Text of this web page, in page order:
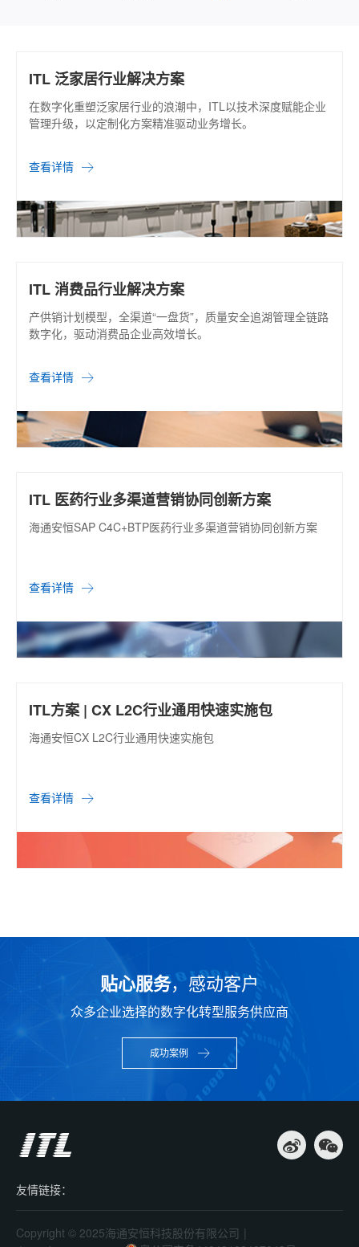
ITL 泛家居行业解决方案
在数字化重塑泛家居行业的浪潮中，ITL以技术深度赋能企业
管理升级，以定制化方案精准驱动业务增长。
查看详情
ITL 消费品行业解决方案
产供销计划模型，全渠道“一盘货”，质量安全追湖管理全链路
数字化，驱动消费品企业高效增长。
查看详情
ITL 医药行业多渠道营销协同创新方案
海通安恒SAP C4C+BTP医药行业多渠道营销协同创新方案
查看详情
ITL方案 | CX L2C行业通用快速实施包
海通安恒CX L2C行业通用快速实施包
查看详情
贴心服务，感动客户
众多企业选择的数字化转型服务供应商
成功案例
友情链接：
Copyright © 2025海通安恒科技股份有限公司 |